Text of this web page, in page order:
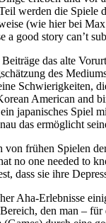
werden die Spiele
(wie hier bei
a good story can’t
das alte
des
Schwierigkeiten,
American and
japanisches Spiel
das ermöglicht
von frühen Spielen
no one needed to
dass sie ihre
Aha-Erlebnisse
den man –